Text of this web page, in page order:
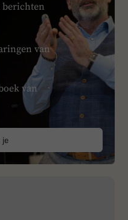
berichten
van
van
je